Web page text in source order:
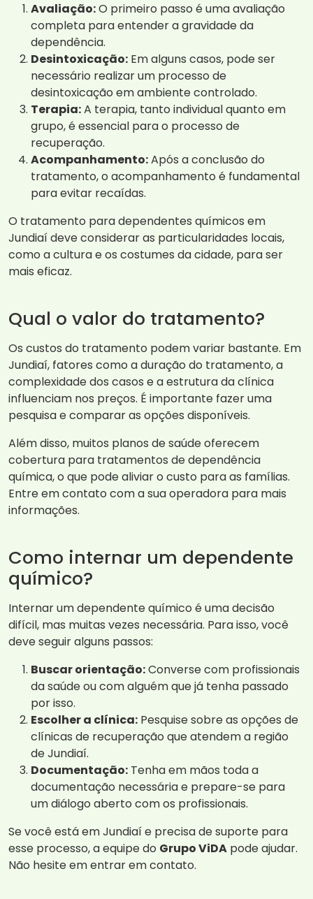
Avaliação:O primeiro passo é uma avaliação
completa para entender a gravidade da
dependência.
Desintoxicação: Em alguns casos, pode ser
necessário realizar um processo de
desintoxicação em ambiente controlado.
Terapia:A terapia, tanto individual quanto em
grupo, é essencial para o processo de
recuperação.
Acompanhamento:Após a conclusão do
tratamento, o acompanhamento é fundamental
para evitar recaídas.
O tratamento para dependentes químicos em
Jundiaí deve considerar as particularidades locais,
como a cultura e os costumes da cidade, para ser
mais eficaz.
Qual o valor do tratamento?
Os custos do tratamento podem variar bastante. Em
Jundiaí, fatores como a duração do tratamento, a
complexidade dos casos e a estrutura da clínica
influenciam nos preços. É importante fazer uma
pesquisa e comparar as opções disponíveis.
Além disso, muitos planos de saúde oferecem
cobertura para tratamentos de dependência
química, o que pode aliviar o custo para as famílias.
Entre em contato com a sua operadora para mais
informações.
Como internar um dependente
químico?
Internar um dependente químico é uma decisão
difícil, mas muitas vezes necessária. Para isso, você
deve seguir alguns passos:
Buscar orientação:Converse com profissionais
da saúde ou com alguém que já tenha passado
por isso.
Escolher a clínica: Pesquise sobre as opções de
clínicas de recuperação que atendem a região
de Jundiaí.
Documentação: Tenha em mãos toda a
documentação necessária e prepare-se para
um diálogo aberto com os profissionais.
Se você está em Jundiaí e precisa de suporte para
esse processo, a equipe do Grupo ViDA pode ajudar.
Não hesite em entrar em contato.